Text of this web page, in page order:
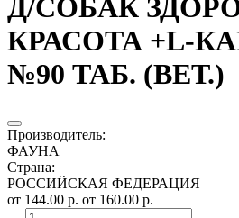
Д/СОБАК
КРАСОТА +L-
№90 ТАБ. (ВЕТ.)
Производитель:
ФАУНА
Страна:
РОССИЙСКАЯ ФЕДЕРАЦИЯ
от 144.00 р. от 160.00 р.